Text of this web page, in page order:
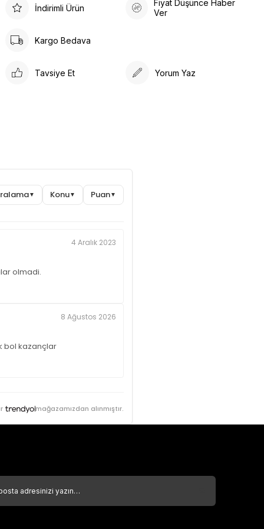
İndirimli Ürün
Fiyat Düşünce Haber
Ver
Kargo Bedava
Tavsiye Et Yorum Yaz
▼ Konu▼ Puan▼
4 Aralık 2023
olmadi.
8 Ağustos 2026
bol kazançlar
mağazamızdan alınmıştır.